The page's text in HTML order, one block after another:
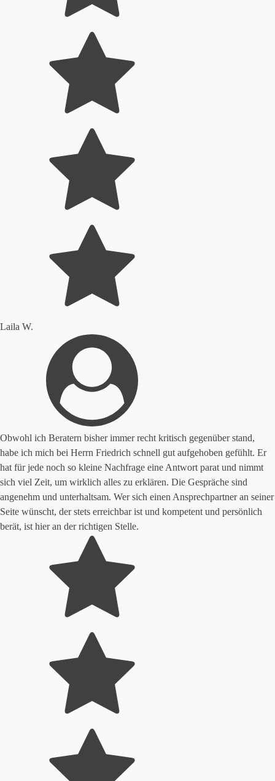
Laila W.
Obwohl ich Beratern bisher immer recht kritisch gegenüber stand,
habe ich mich bei Herrn Friedrich schnell gut aufgehoben gefühlt. Er
hat für jede noch so kleine Nachfrage eine Antwort parat und nimmt
sich viel Zeit, um wirklich alles zu erklären. Die Gespräche sind
angenehm und unterhaltsam. Wer sich einen Ansprechpartner an seiner
Seite wünscht, der stets erreichbar ist und kompetent und persönlich
berät, ist hier an der richtigen Stelle.